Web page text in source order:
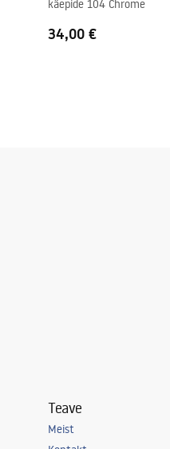
Ühenduste vahekaugus
Garantii
käepide 104 Chrome
34,00 €
Teave
Meist